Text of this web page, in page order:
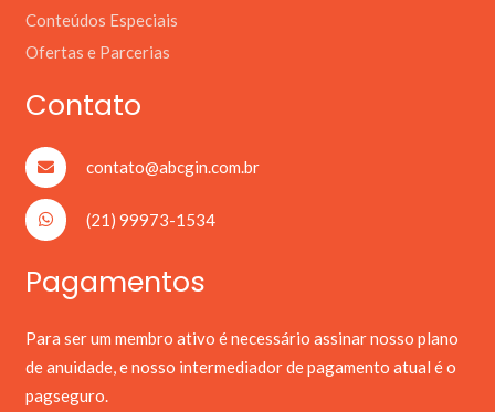
Conteúdos Especiais
Ofertas e Parcerias
Contato
contato@abcgin.com.br
(21) 99973-1534
Pagamentos
Para ser um membro ativo é necessário assinar nosso plano
de anuidade, e nosso intermediador de pagamento atual é o
pagseguro.